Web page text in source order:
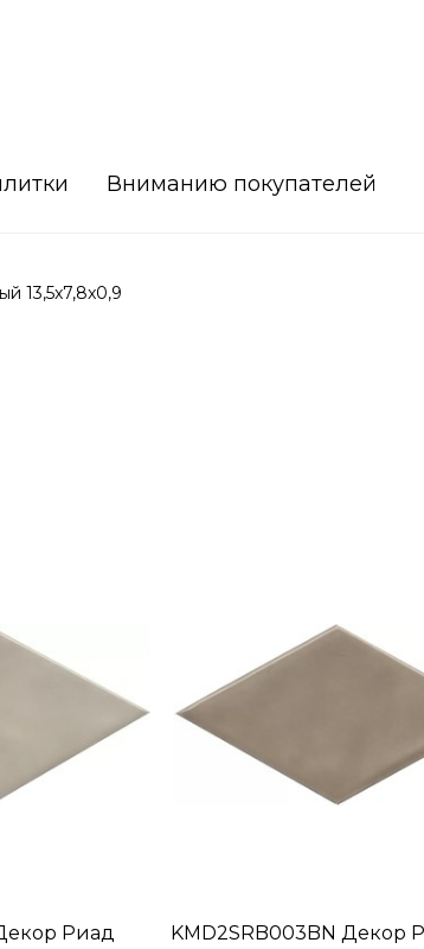
Вниманию покупателей
13,5x7,8x0,9
Риад
KMD2SRB003BN Декор